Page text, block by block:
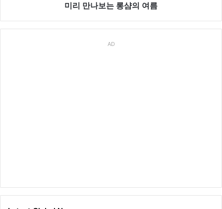
미리 만나보는 롱샴의 여름
AD